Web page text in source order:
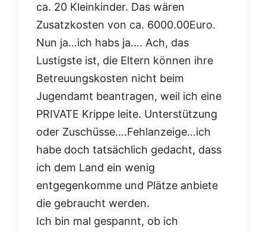
ca. 20 Kleinkinder. Das wären
Zusatzkosten von ca. 6000.00Euro.
Nun ja…ich habs ja…. Ach, das
Lustigste ist, die Eltern können ihre
Betreuungskosten nicht beim
Jugendamt beantragen, weil ich eine
PRIVATE Krippe leite. Unterstützung
oder Zuschüsse….Fehlanzeige…ich
habe doch tatsächlich gedacht, dass
ich dem Land ein wenig
entgegenkomme und Plätze anbiete
die gebraucht werden.
Ich bin mal gespannt, ob ich